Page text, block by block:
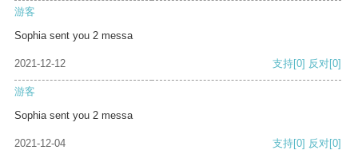
游客
Sophia sent you 2 messa
2021-12-12 支持[0] 反对[0]
游客
Sophia sent you 2 messa
2021-12-04 支持[0] 反对[0]